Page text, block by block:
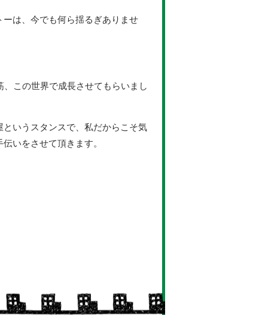
は、今でも何ら揺るぎありませ
この世界で成長させてもらいまし
いうスタンスで、私だからこそ気
いをさせて頂きます。